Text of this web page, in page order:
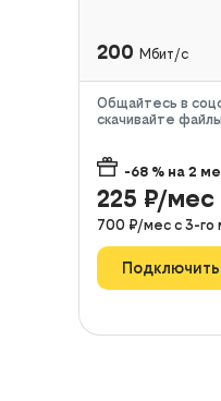
200 Мбит/с
Общайтесь в
скачивайте
-68 % на 2
225 ₽/мес
700 ₽/мес с 3-го
Подключить